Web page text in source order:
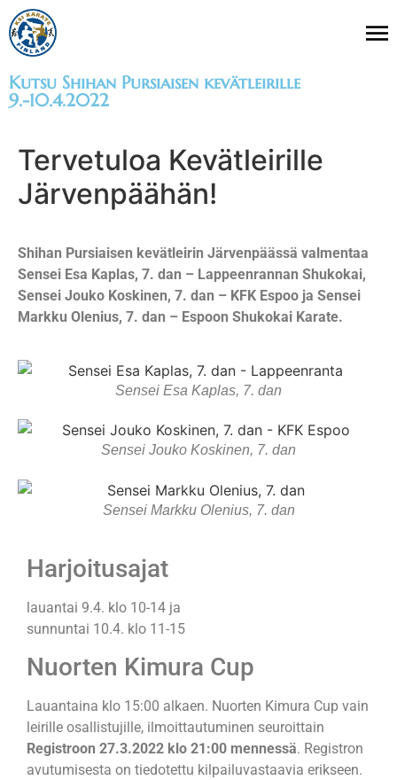
Kutsu Shihan Pursiaisen kevätleirille
9.-10.4.2022
Tervetuloa Kevätleirille
Järvenpäähän!
Shihan Pursiaisen kevätleirin Järvenpäässä valmentaa
Sensei Esa Kaplas, 7. dan – Lappeenrannan Shukokai,
Sensei Jouko Koskinen, 7. dan – KFK Espoo ja Sensei
Markku Olenius, 7. dan – Espoon Shukokai Karate.
Sensei Esa Kaplas, 7. dan
Sensei Jouko Koskinen, 7. dan
Sensei Markku Olenius, 7. dan
Harjoitusajat
lauantai 9.4. klo 10-14 ja
sunnuntai 10.4. klo 11-15
Nuorten Kimura Cup
Lauantaina klo 15:00 alkaen. Nuorten Kimura Cup vain
leirille osallistujille, ilmoittautuminen seuroittain
Registroon 27.3.2022 klo 21:00 mennessä. Registron
avutumisesta on tiedotettu kilpailuvastaavia erikseen.